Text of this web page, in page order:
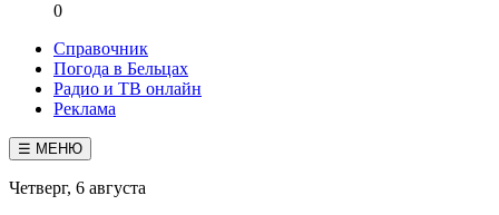
0
Справочник
Погода в Бельцах
Радио и ТВ онлайн
Реклама
☰ МЕНЮ
Четверг, 6 августа